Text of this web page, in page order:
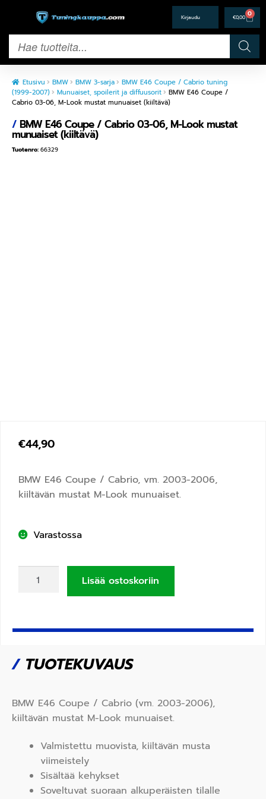
€0,00 0
Etusivu BMW BMW 3-sarja
BMW E46 Coupe / Cabrio tuning
(1999-2007)
Munuaiset, spoilerit ja diffuusorit
BMW E46 Coupe /
Cabrio 03-06, M-Look mustat munuaiset (kiiltävä)
/BMW E46 Coupe / Cabrio 03-06, M-Look mustat
munuaiset (kiiltävä)
Tuotenro: 66329
€44,90
BMW E46 Coupe / Cabrio, vm. 2003-2006,
kiiltävän mustat M-Look munuaiset.
Varastossa
Lisää ostoskoriin
/TUOTEKUVAUS
BMW E46 Coupe / Cabrio (vm. 2003-2006),
kiiltävän mustat M-Look munuaiset.
Valmistettu muovista, kiiltävän musta
viimeistely
Sisältää kehykset
Soveltuvat suoraan alkuperäisten tilalle